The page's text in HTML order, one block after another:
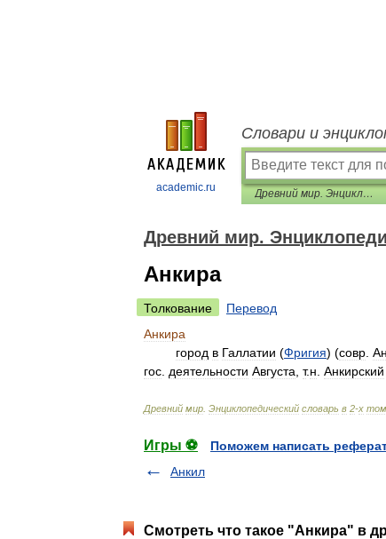
academic.ru
Словари и
Древний мир. Энциклопедический словарь
Древний мир.
Анкира
Толкование
Перевод
Анкира
город в Галлатии (Фригия) (совр
гос деятельности Августа т.н Анкирский
Древний мир Энциклопедический словарь в 2-х
Игры ⚽
Поможем написать
Анкил
Смотреть что такое "Анкира" в